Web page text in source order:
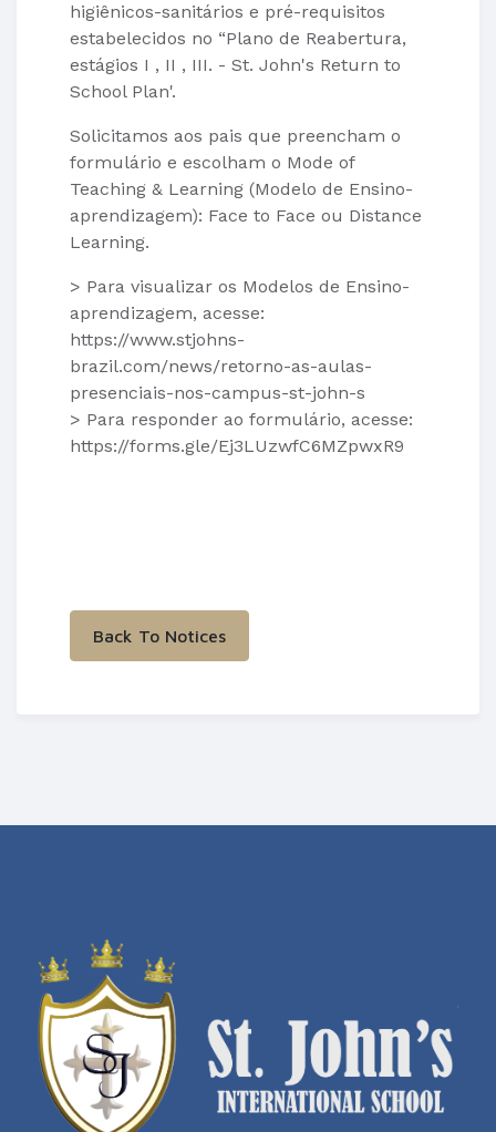
higiênicos-sanitários e pré-requisitos
estabelecidos no “Plano de Reabertura,
estágios I , II , III. - St. John's Return to
School Plan'.
Solicitamos aos pais que preencham o
formulário e escolham o Mode of
Teaching & Learning (Modelo de Ensino-
aprendizagem): Face to Face ou Distance
Learning.
> Para visualizar os Modelos de Ensino-
aprendizagem, acesse:
https://www.stjohns-
brazil.com/news/retorno-as-aulas-
presenciais-nos-campus-st-john-s
> Para responder ao formulário, acesse:
https://forms.gle/Ej3LUzwfC6MZpwxR9
Back To Notices